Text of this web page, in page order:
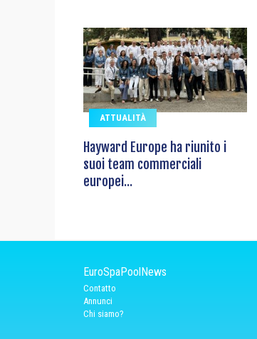
ATTUALITÀ
Hayward Europe ha riunito i
suoi team commerciali
europei...
EuroSpaPoolNews
Contatto
Annunci
Chi siamo?